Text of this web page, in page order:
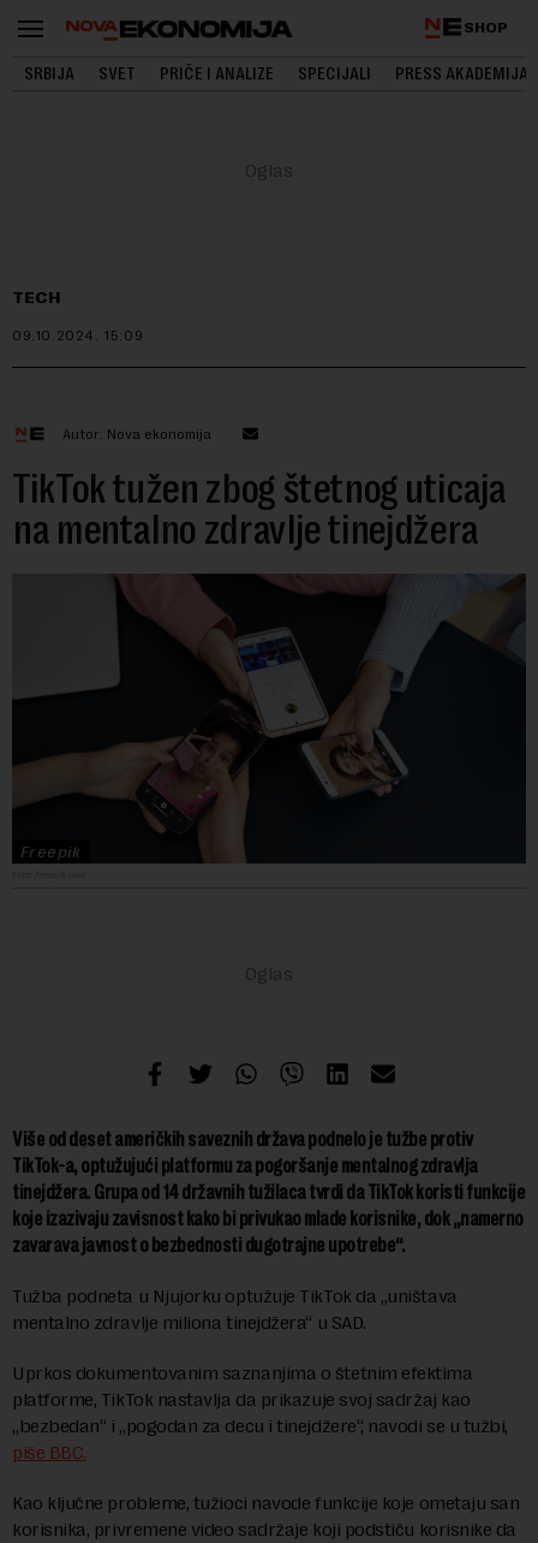
SHOP
SRBIJA SVET PRIČE I ANALIZE SPECIJALI PRESS AKADEMIJA
TECH
09.10.2024. 15:09
Autor: Nova ekonomija
TikTok tužen zbog štetnog uticaja
na mentalno zdravlje tinejdžera
Freepik
Više od deset američkih saveznih država podnelo je tužbe protiv
TikTok-a, optužujući platformu za pogoršanje mentalnog zdravlja
tinejdžera. Grupa od 14 državnih tužilaca tvrdi da TikTok koristi funkcije
koje izazivaju zavisnost kako bi privukao mlade korisnike, dok „namerno
zavarava javnost o bezbednosti dugotrajne upotrebe“.
Tužba podneta u Njujorku optužuje TikTok da „uništava
mentalno zdravlje miliona tinejdžera“ u SAD.
Uprkos dokumentovanim saznanjima o štetnim efektima
platforme, TikTok nastavlja da prikazuje svoj sadržaj kao
„bezbedan“ i „pogodan za decu i tinejdžere“, navodi se u tužbi,
piše BBC.
Kao ključne probleme, tužioci navode funkcije koje ometaju san
korisnika, privremene video sadržaje koji podstiču korisnike da